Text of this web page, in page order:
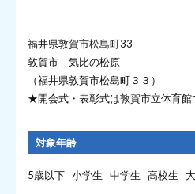
福井県敦賀市松島町33
敦賀市 気比の松原
（福井県敦賀市松島町３３）
★開会式・表彰式は敦賀市立体育館
対象年齢
5歳以下 小学生 中学生 高校生